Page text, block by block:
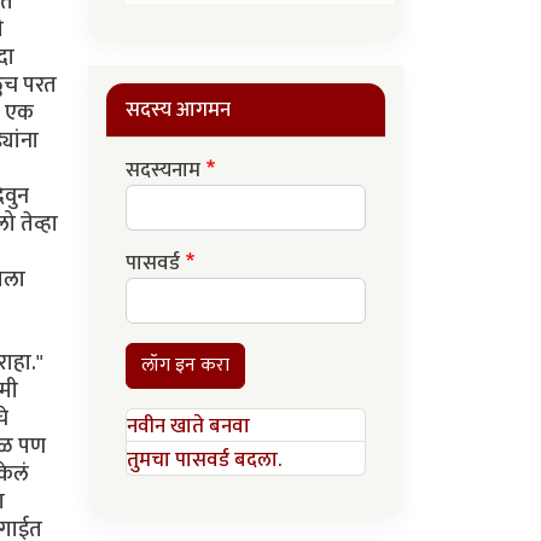
सदस्य आगमन
सदस्यनाम
पासवर्ड
लॉग इन करा
नवीन खाते बनवा
तुमचा पासवर्ड बदला.